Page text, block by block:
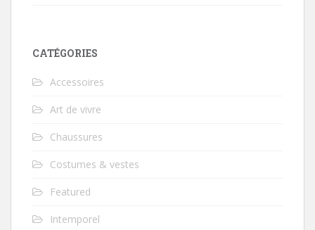
CATÉGORIES
Accessoires
Art de vivre
Chaussures
Costumes & vestes
Featured
Intemporel